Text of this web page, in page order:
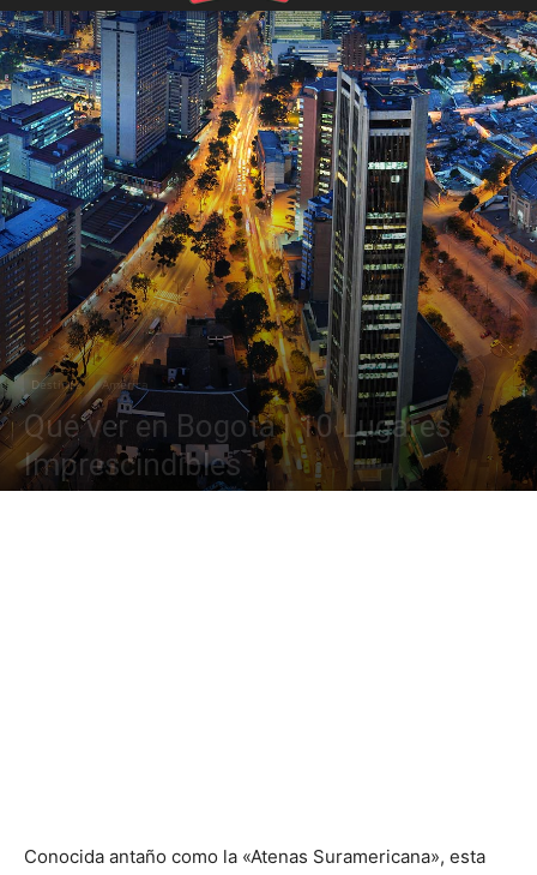
Destinos América
Qué ver en Bogotá | 10 Lugares
Imprescindibles
Conocida antaño como la «Atenas Suramericana», esta